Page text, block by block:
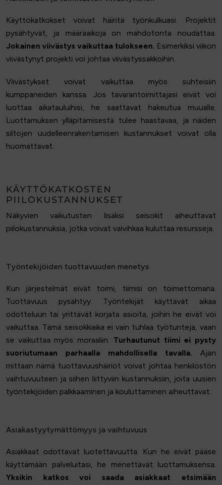
Käyttökatkokset voivat häiritä työnkulkuasi. Projektit
pysähtyvät, ja määräaikoja on mahdotonta noudattaa.
Jokainen viivästys vaikuttaa tulokseen. Esimerkiksi viikon
viivästynyt projekti voi johtaa viivästyssakkoihin.
Viivästykset voivat vaikuttaa myös suhteisiin
kumppaneiden kanssa. Jos tavarantoimittajasi eivät voi
luottaa aikatauluihisi, he saattavat hakeutua muualle.
Luottamuksen ylläpitämisestä tulee haastavaa, ja näiden
siltojen uudelleenrakentamisen kustannukset voivat olla
huomattavat.
KÄYTTÖKATKOSTEN
PIILOKUSTANNUKSET
Näkyvien vaikutusten lisäksi seisokit aiheuttavat
piilokustannuksia, jotka voivat vaivihkaa kuluttaa resursseja.
Työntekijöiden tuottavuuden menetys
Kun järjestelmät eivät toimi, tiimisi on toimettomana.
Tuottavuus pysähtyy. Työntekijät käyttävät aikaa
odotteluun tai yrittävät korjata asioita, joihin he eivät voi
vaikuttaa. Tämä seisokkiaika ei vain tuhlaa työtunteja, vaan
se vaikuttaa myös moraaliin. Turhautunut tiimi ei pysty
suoriutumaan parhaalla mahdollisella tavalla. Ajan
mittaan nämä tuottavuushäiriöt voivat johtaa henkilöstön
vaihtuvuuteen ja siihen liittyviin kustannuksiin, joita uusien
työntekijöiden palkkaaminen ja kouluttaminen aiheuttavat.
Asiakastyytymättömyys ja vaihtuvuus
Asiakkaat odottavat luotettavuutta. Kun he eivät pääse
käyttämään palveluitasi, he menettävät luottamuksensa.
Yksikin katkos voi saada asiakkaat etsimään